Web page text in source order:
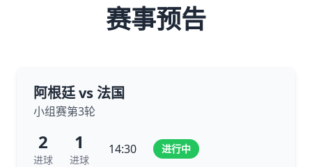
赛事预告
阿根廷 vs 法国
小组赛第3轮
2
进球
1
进球
14:30 进行中